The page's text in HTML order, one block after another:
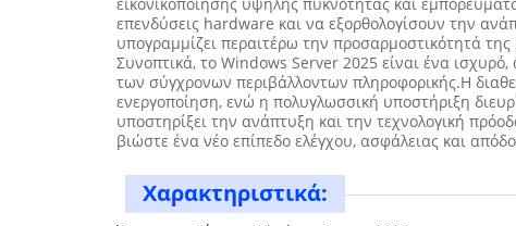
επενδύσεις hardware και να εξορθολογίσουν την
υπογραμμίζει περαιτέρω την προσαρμοστικότητά της
Συνοπτικά, το Windows Server 2025 είναι ένα ισχυρό,
των σύγχρονων περιβάλλοντων πληροφορικής.Η
ενεργοποίηση, ενώ η πολυγλωσσική υποστήριξη
υποστηρίξει την ανάπτυξη και την τεχνολογική
βιώστε ένα νέο επίπεδο ελέγχου, ασφάλειας και
Χαρακτηριστικά: